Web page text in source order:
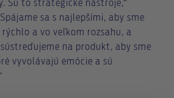
Sú to strategické nástroje,“
sa s najlepšími, aby sme
a vo veľkom rozsahu, a
na produkt, aby sme
vyvolávajú emócie a sú